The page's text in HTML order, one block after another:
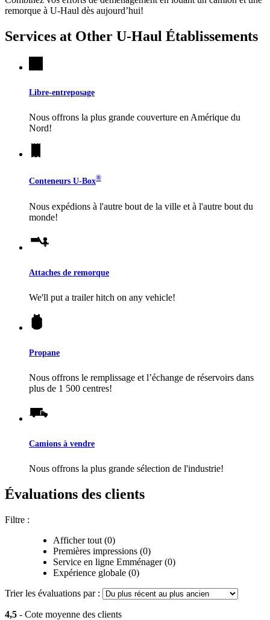
remorque à U-Haul dès aujourd’hui!
Services at Other U-Haul Établissements
Libre-entreposage
Nous offrons la plus grande couverture en Amérique du
Nord!
Conteneurs U-Box®
Nous expédions à l'autre bout de la ville et à l'autre bout du
monde!
Attaches de remorque
We'll put a trailer hitch on any vehicle!
Propane
Nous offrons le remplissage et l’échange de réservoirs dans
plus de 1 500 centres!
Camions à vendre
Nous offrons la plus grande sélection de l'industrie!
Évaluations des clients
Filtre :
Afficher tout (0)
Premières impressions (0)
Service en ligne Emménager (0)
Expérience globale (0)
Trier les évaluations par :
4,5 - Cote moyenne des clients